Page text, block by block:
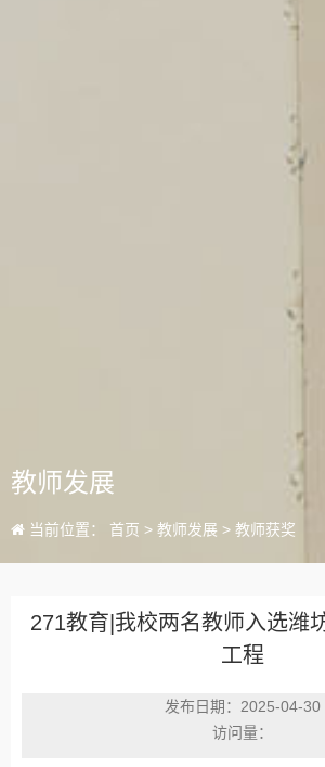
教师发展
当前位置： 首页 > 教师发展 > 教师获奖
271教育|我校两名教师入选潍
工程
发布日期：2025-04-30
访问量：